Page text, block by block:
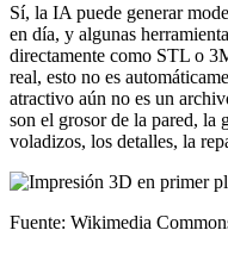
Sí, la IA puede generar
en día, y algunas
directamente como STL o
real, esto no es
atractivo aún no es un
son el grosor de la pared, la
voladizos, los detalles, la
Fuente: Wikimedia